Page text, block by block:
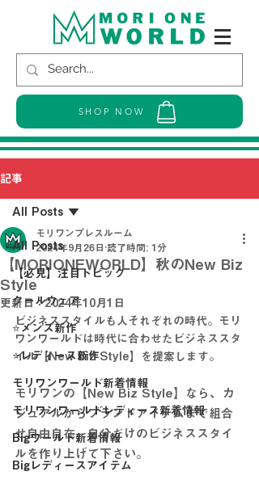
SHOP NOW
記事
All Posts
【必見】注目トピック
クールウェア
⭐メンズ新作
⭐レディース新作
モリワンワールド新着情報
モリワンワールドレディース新着情報
Bigワールド新着情報
Bigレディースアイテム
All Posts
【MORIONEWORLD】秋のNew Biz
Style
モリワンプレスルーム
2024年9月26日 読了時間: 1分
更新日：2024年10月1日
ビジネススタイルも人それぞれの時代。モリ
ワンワールドは時代に合わせたビジネススタ
イル【New Biz Style】を提案します。
モリワンの【New Biz Style】なら、カ
ジュアルからブランドアイテムまで組合
せ自由自在。自分だけのビジネススタイ
ルを作り上げて下さい。